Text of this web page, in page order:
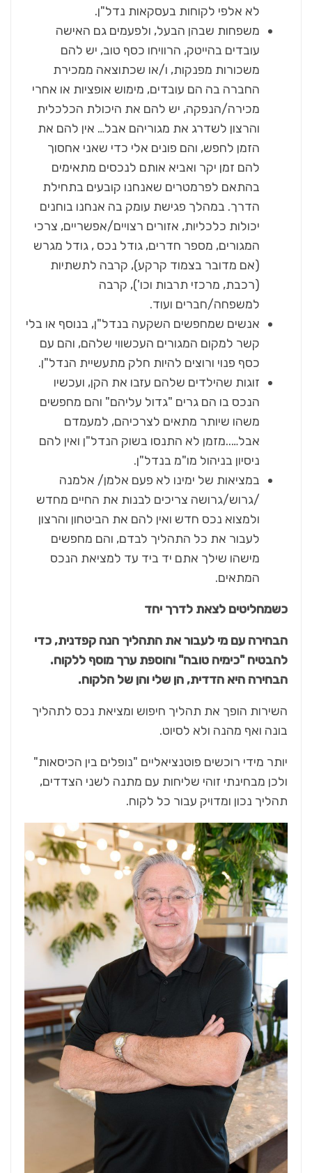
לא אלפי לקוחות בעסקאות נדל"ן.
משפחות שבהן הבעל, ולפעמים גם האישה
עובדים בהייטק, הרוויחו כסף טוב, יש להם
משכורות מפנקות, ו/או שכתוצאה ממכירת
החברה בה הם עובדים, מימוש אופציות או אחרי
מכירה/הנפקה, יש להם את היכולת הכלכלית
והרצון לשדרג את מגוריהם אבל… אין להם את
הזמן לחפש, והם פונים אלי כדי שאני אחסוך
להם זמן יקר ואביא אותם לנכסים מתאימים
בהתאם לפרמטרים שאנחנו קובעים בתחילת
הדרך. במהלך פגישת עומק בה אנחנו בוחנים
יכולות כלכליות, אזורים רצויים/אפשריים, צרכי
המגורים, מספר חדרים, גודל נכס , גודל מגרש
(אם מדובר בצמוד קרקע), קרבה לתשתיות
(רכבת, מרכזי תרבות וכו'), קרבה
למשפחה/חברים ועוד.
אנשים שמחפשים השקעה בנדל"ן, בנוסף או בלי
קשר למקום המגורים העכשווי שלהם, והם עם
כסף פנוי ורוצים להיות חלק מתעשיית הנדל"ן.
זוגות שהילדים שלהם עזבו את הקן, ועכשיו
הנכס בו הם גרים "גדול עליהם" והם מחפשים
משהו שיותר מתאים לצרכיהם, למעמדם
אבל…..מזמן לא התנסו בשוק הנדל"ן ואין להם
ניסיון בניהול מו"מ בנדל"ן.
במציאות של ימינו לא פעם אלמן/ אלמנה
/גרוש/גרושה צריכים לבנות את החיים מחדש
ולמצוא נכס חדש ואין להם את הביטחון והרצון
לעבור את כל התהליך לבדם, והם מחפשים
מישהו שילך אתם יד ביד עד למציאת הנכס
המתאים.
כשמחליטים לצאת לדרך יחד
הבחירה עם מי לעבור את התהליך הנה קפדנית, כדי
להבטיח "כימיה טובה" והוספת ערך מוסף ללקוח.
הבחירה היא הדדית, הן שלי והן של הלקוח.
השירות הופך את תהליך חיפוש ומציאת נכס לתהליך
בונה ואף מהנה ולא לסיוט.
יותר מידי רוכשים פוטנציאליים "נופלים בין הכיסאות"
ולכן מבחינתי זוהי שליחות עם מתנה לשני הצדדים,
תהליך נכון ומדויק עבור כל לקוח.